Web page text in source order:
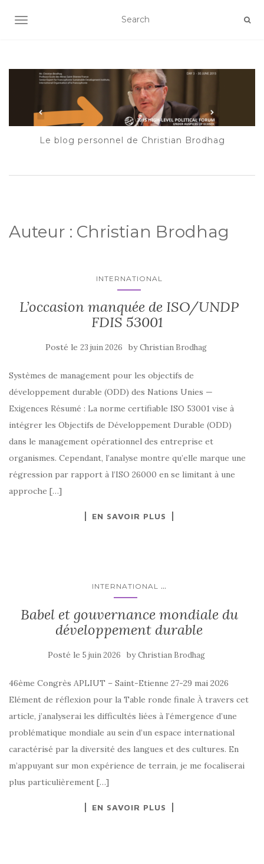
AFFICHER/MASQUER LA NAVIGATION
Le blog personnel de Christian Brodhag
Auteur : Christian Brodhag
INTERNATIONAL
L’occasion manquée de ISO/UNDP
FDIS 53001
Posté le 23 juin 2026 byChristian Brodhag
Systèmes de management pour les objectifs de
développement durable (ODD) des Nations Unies —
Exigences Résumé : La norme certifiable ISO 53001 vise à
intégrer les Objectifs de Développement Durable (ODD)
dans le management opérationnel des entreprise et
organismes. Cependant, l’analyse montre qu’elle marque une
régression par rapport à l’ISO 26000 en se limitant à une
approche […]
EN SAVOIR PLUS
INTERNATIONAL ...
Babel et gouvernance mondiale du
développement durable
Posté le 5 juin 2026 byChristian Brodhag
46ème Congrès APLIUT – Saint-Etienne 27-29 mai 2026
Elément de réflexion pour la Table ronde finale À travers cet
article, j’analyserai les difficultés liées à l’émergence d’une
problématique mondiale au sein d’un espace international
caractérisé par la diversité des langues et des cultures. En
m’appuyant sur mon expérience de terrain, je me focaliserai
plus particulièrement […]
EN SAVOIR PLUS